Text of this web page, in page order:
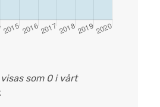
som 0 i vårt